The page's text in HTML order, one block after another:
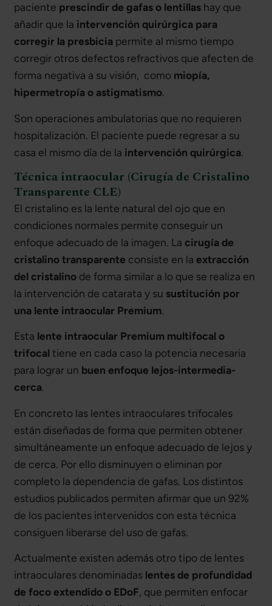
paciente prescindir de gafas o lentillas hay que
añadir que la intervención quirúrgica para
corregir la presbicia permite al mismo tiempo
corregir otros defectos refractivos que afecten de
forma negativa a su visión, como miopía,
hipermetropía o astigmatismo.
Son operaciones ambulatorias que no requieren
hospitalización. El paciente puede regresar a su
casa el mismo día de la intervención quirúrgica.
Técnica intraocular (Cirugía de Cristalino
Transparente CLE)
El cristalino es la lente natural del ojo que en
condiciones normales permite conseguir un
enfoque adecuado de la imagen. Lacirugía de
cristalino transparente consiste en laextracción
del cristalino de forma similar a lo que se realiza en
la intervención de catarata y su sustitución por
una lente intraocular Premium.
Esta lente intraocular Premium multifocal o
trifocaltiene en cada caso la potencia necesaria
para lograr un buen enfoque lejos-intermedia-
cerca.
En concreto las lentes intraoculares trifocales
están diseñadas de forma que permiten obtener
simultáneamente un enfoque adecuado de lejos y
de cerca. Por ello disminuyen o eliminan por
completo la dependencia de gafas. Los distintos
estudios publicados permiten afirmar que un 92%
de los pacientes intervenidos con esta técnica
consiguen liberarse del uso de gafas.
Actualmente existen además otro tipo de lentes
intraoculares denominadas lentes de profundidad
de foco extendido o EDoF, que permiten enfocar